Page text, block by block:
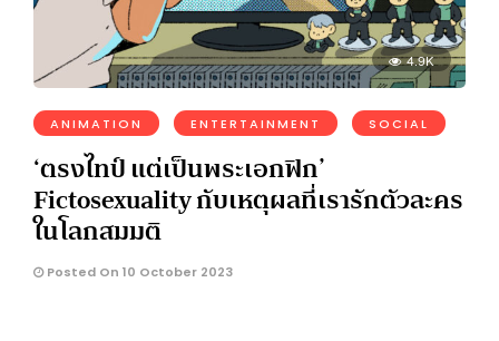
4.9K
ANIMATION ENTERTAINMENT SOCIAL
‘ตรงไทป์ แต่เป็นพระเอกฟิก’
Fictosexuality กับเหตุผลที่เรารักตัวละคร
ในโลกสมมติ
Posted On 10 October 2023